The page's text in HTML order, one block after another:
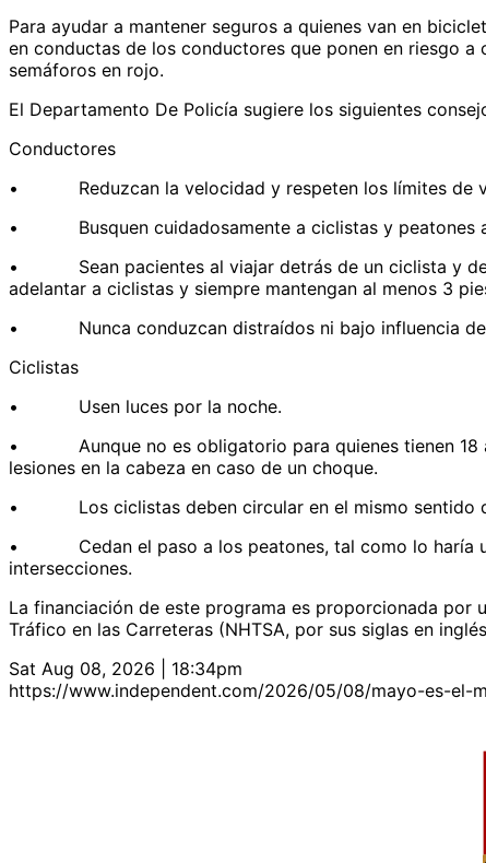
Para ayudar a mantener seguros a quienes van en
en conductas de los conductores que ponen en riesgo
semáforos en rojo.
El Departamento De Policía sugiere los siguientes
Conductores
• Reduzcan la velocidad y respeten los límites de
• Busquen cuidadosamente a ciclistas y peatones
• Sean pacientes al viajar detrás de un ciclista y den
adelantar a ciclistas y siempre mantengan al menos 3
• Nunca conduzcan distraídos ni bajo influencia de
Ciclistas
• Usen luces por la noche.
• Aunque no es obligatorio para quienes tienen 18
lesiones en la cabeza en caso de un choque.
• Los ciclistas deben circular en el mismo sentido
• Cedan el paso a los peatones, tal como lo haría un
intersecciones.
La financiación de este programa es proporcionada por
Tráfico en las Carreteras (NHTSA, por sus siglas en
Sat Aug 08, 2026 | 18:34pm
https://www.independent.com/2026/05/08/mayo-es-el-